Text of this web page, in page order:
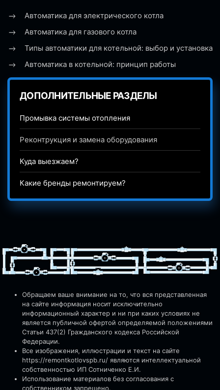
Автоматика для электрического котла
Автоматика для газового котла
Типы автоматики для котельной: выбор и установка
Автоматика в котельной: принцип работы
ДОПОЛНИТЕЛЬНЫЕ РАЗДЕЛЫ
Промывка системы отопления
Реконтрукция и замена оборудования
Куда выезжаем?
Какие бренды ремонтируем?
Обращаем ваше внимание на то, что вся представленная
на сайте информация носит исключительно
информационный характер и ни при каких условиях не
является публичной офертой определяемой положениями
Статьи 437(2) Гражданского кодекса Российской
Федерации.
Все изображения, иллюстрации и текст на сайте
https://remontkotlovspb.ru/ являются интеллектуальной
собственностью ИП Сотниченко Е.И.
Использование материалов без согласования с
собственником запрещено.